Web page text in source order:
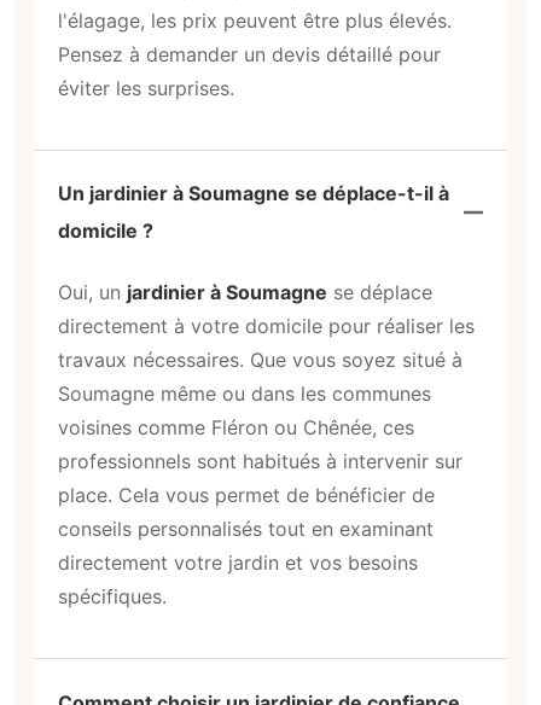
l'élagage, les prix peuvent être plus élevés.
Pensez à demander un devis détaillé pour
éviter les surprises.
Un jardinier à Soumagne se déplace-t-il à
domicile ?
Oui, un jardinier à Soumagne se déplace
directement à votre domicile pour réaliser les
travaux nécessaires. Que vous soyez situé à
Soumagne même ou dans les communes
voisines comme Fléron ou Chênée, ces
professionnels sont habitués à intervenir sur
place. Cela vous permet de bénéficier de
conseils personnalisés tout en examinant
directement votre jardin et vos besoins
spécifiques.